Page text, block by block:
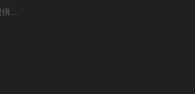
该集装箱购物中心项目通过提供一个不用大量耗费资源的廉价零售空间，显示了一种简单的经济与生态协调的方式：仅用了几周的时间这些集装箱和支撑结..